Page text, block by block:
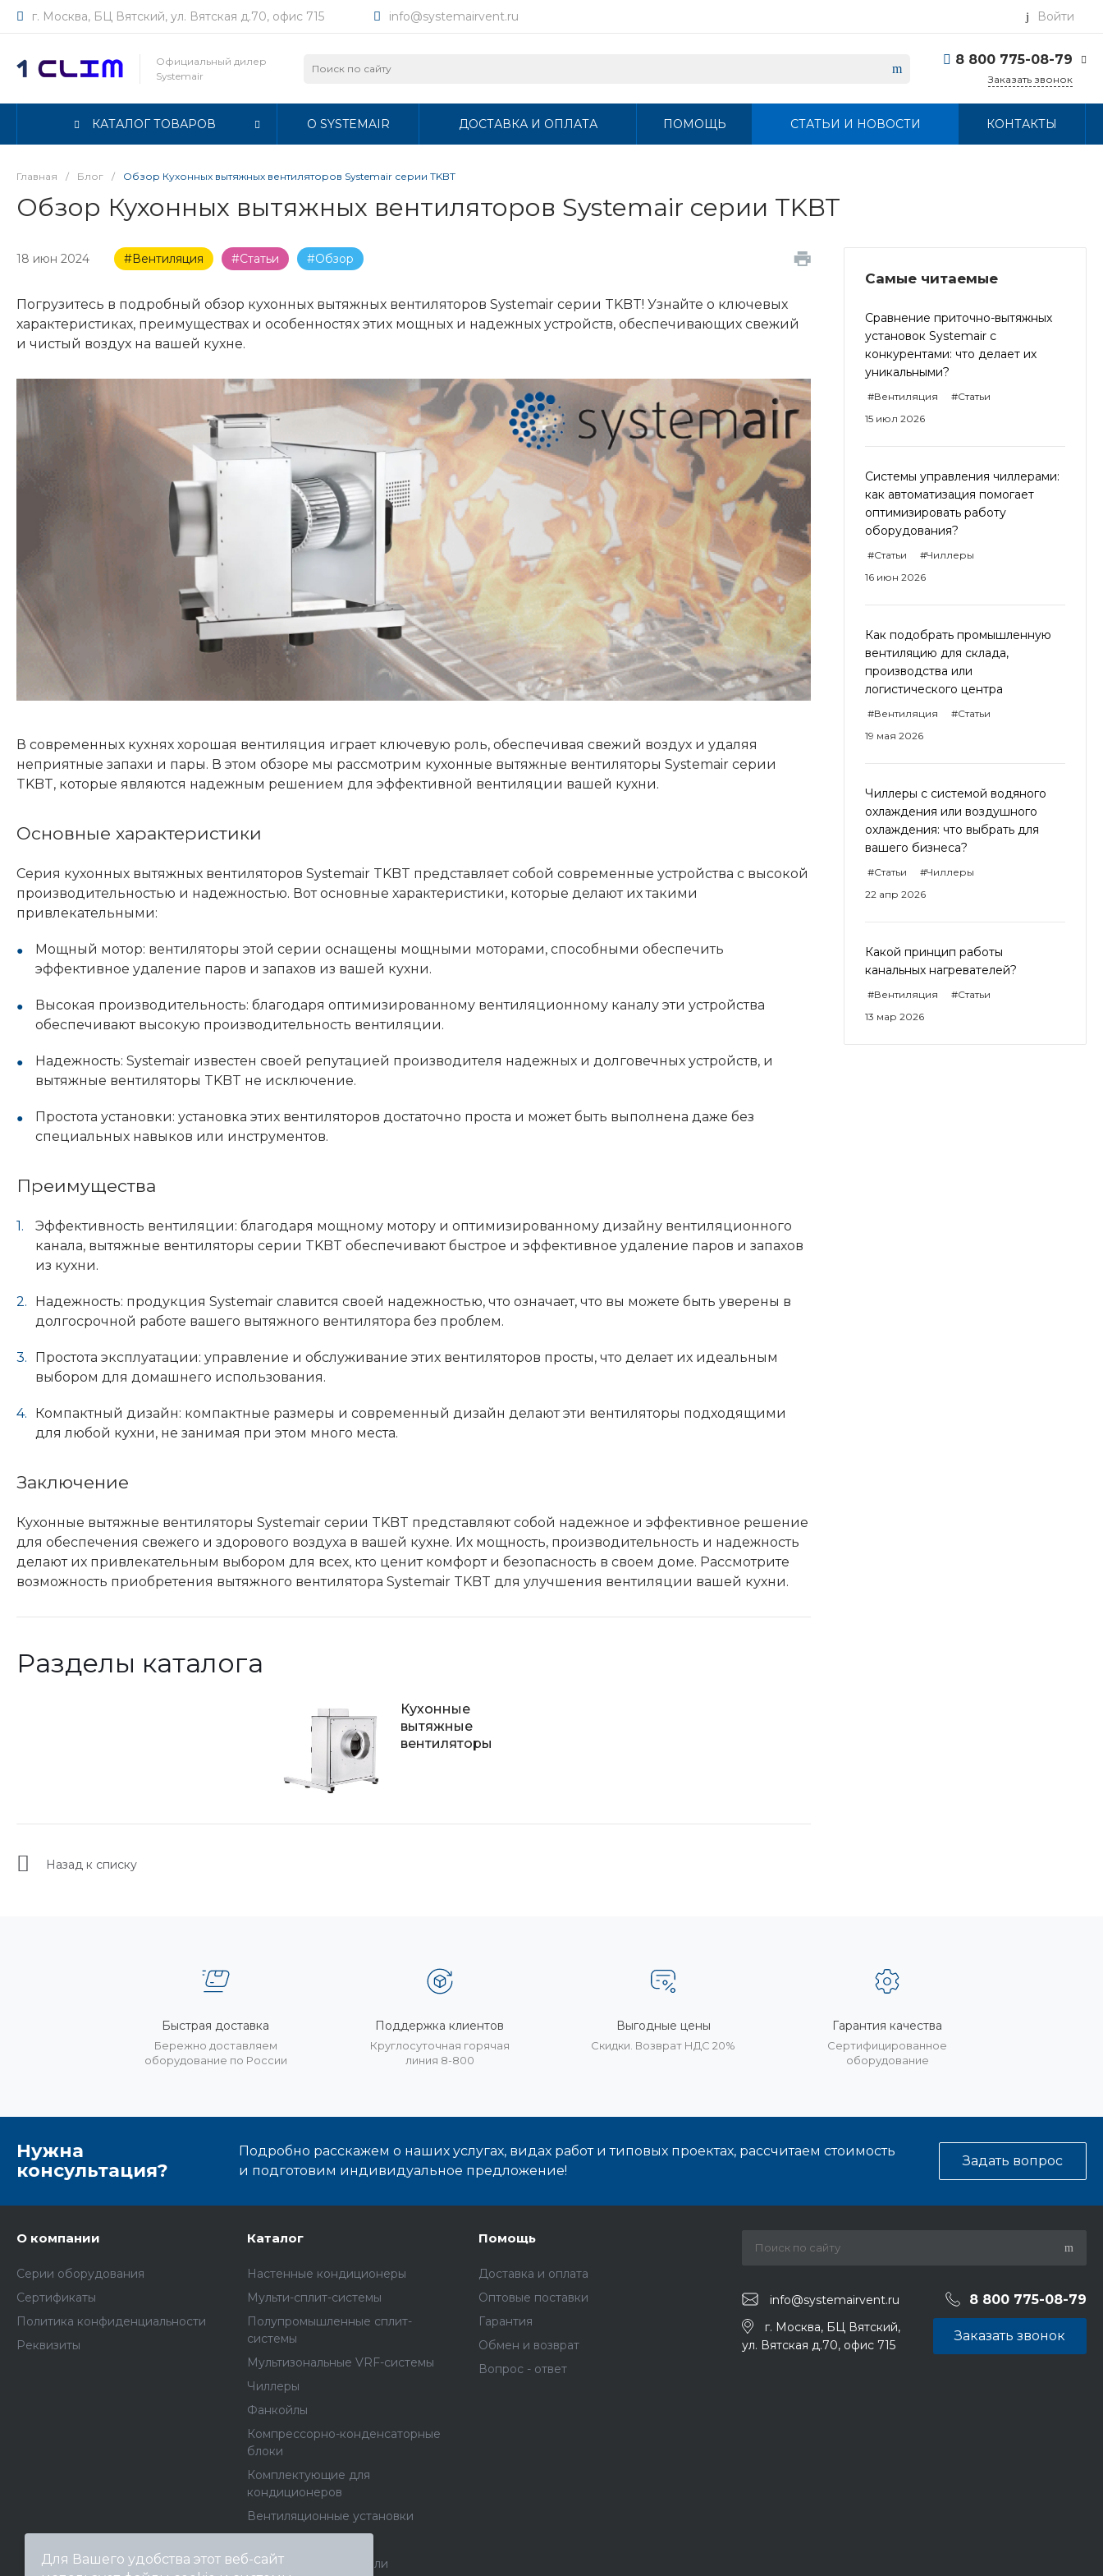
г. Москва, БЦ Вятский, ул. Вятская д.70, офис 715 info@systemairvent.ru Войти
Официальный дилер
Systemair
8 800 775-08-79
г. Москва, БЦ Вятский,
Заказать звонок
КАТАЛОГ ТОВАРОВ О SYSTEMAIR ДОСТАВКА И ОПЛАТА ПОМОЩЬ СТАТЬИ И НОВОСТИ КОНТАКТЫ
Главная / Блог / Обзор Кухонных вытяжных вентиляторов Systemair серии TKBT
Обзор Кухонных вытяжных вентиляторов Systemair серии TKBT
Самые читаемые
Сравнение приточно-вытяжных
установок Systemair с
конкурентами: что делает их
уникальными?
#Вентиляция
#Статьи
15 июл 2026
Системы управления чиллерами:
как автоматизация помогает
оптимизировать работу
оборудования?
#Статьи
#Чиллеры
16 июн 2026
Как подобрать промышленную
вентиляцию для склада,
производства или
логистического центра
#Вентиляция
#Статьи
19 мая 2026
Чиллеры с системой водяного
охлаждения или воздушного
охлаждения: что выбрать для
вашего бизнеса?
#Статьи
#Чиллеры
22 апр 2026
Какой принцип работы
канальных нагревателей?
#Вентиляция
#Статьи
13 мар 2026
18 июн 2024 #Вентиляция #Статьи #Обзор
Погрузитесь в подробный обзор кухонных вытяжных вентиляторов Systemair серии TKBT! Узнайте о ключевых
характеристиках, преимуществах и особенностях этих мощных и надежных устройств, обеспечивающих свежий
и чистый воздух на вашей кухне.
В современных кухнях хорошая вентиляция играет ключевую роль, обеспечивая свежий воздух и удаляя
неприятные запахи и пары. В этом обзоре мы рассмотрим кухонные вытяжные вентиляторы Systemair серии
TKBT, которые являются надежным решением для эффективной вентиляции вашей кухни.
Основные характеристики
Серия кухонных вытяжных вентиляторов Systemair TKBT представляет собой современные устройства с высокой
производительностью и надежностью. Вот основные характеристики, которые делают их такими
привлекательными:
Мощный мотор: вентиляторы этой серии оснащены мощными моторами, способными обеспечить
эффективное удаление паров и запахов из вашей кухни.
Высокая производительность: благодаря оптимизированному вентиляционному каналу эти устройства
обеспечивают высокую производительность вентиляции.
Надежность: Systemair известен своей репутацией производителя надежных и долговечных устройств, и
вытяжные вентиляторы TKBT не исключение.
Простота установки: установка этих вентиляторов достаточно проста и может быть выполнена даже без
специальных навыков или инструментов.
Преимущества
Эффективность вентиляции: благодаря мощному мотору и оптимизированному дизайну вентиляционного
канала, вытяжные вентиляторы серии TKBT обеспечивают быстрое и эффективное удаление паров и запахов
из кухни.
Надежность: продукция Systemair славится своей надежностью, что означает, что вы можете быть уверены в
долгосрочной работе вашего вытяжного вентилятора без проблем.
Простота эксплуатации: управление и обслуживание этих вентиляторов просты, что делает их идеальным
выбором для домашнего использования.
Компактный дизайн: компактные размеры и современный дизайн делают эти вентиляторы подходящими
для любой кухни, не занимая при этом много места.
Заключение
Кухонные вытяжные вентиляторы Systemair серии TKBT представляют собой надежное и эффективное решение
для обеспечения свежего и здорового воздуха в вашей кухне. Их мощность, производительность и надежность
делают их привлекательным выбором для всех, кто ценит комфорт и безопасность в своем доме. Рассмотрите
возможность приобретения вытяжного вентилятора Systemair TKBT для улучшения вентиляции вашей кухни.
Разделы каталога
Кухонные
вытяжные
вентиляторы
Назад к списку
Быстрая доставка
Бережно доставляем
оборудование по России
Поддержка клиентов
Круглосуточная горячая
линия 8-800
Выгодные цены
Скидки. Возврат НДС 20%
Гарантия качества
Сертифицированное
оборудование
Нужна
консультация?
Подробно расскажем о наших услугах, видах работ и типовых проектах, рассчитаем стоимость
и подготовим индивидуальное предложение!
Задать вопрос
О компании
Серии оборудования
Сертификаты
Политика конфиденциальности
Реквизиты
Каталог
Настенные кондиционеры
Мульти-сплит-системы
Полупромышленные сплит-
системы
Мультизональные VRF-системы
Чиллеры
Фанкойлы
Компрессорно-конденсаторные
блоки
Комплектующие для
кондиционеров
Вентиляционные установки
Канальные нагреватели
Помощь
Доставка и оплата
Оптовые поставки
Гарантия
Обмен и возврат
Вопрос - ответ
info@systemairvent.ru 8 800 775-08-79
г. Москва, БЦ Вятский,
ул. Вятская д.70, офис 715
Заказать звонок
Для Вашего удобства этот веб-сайт